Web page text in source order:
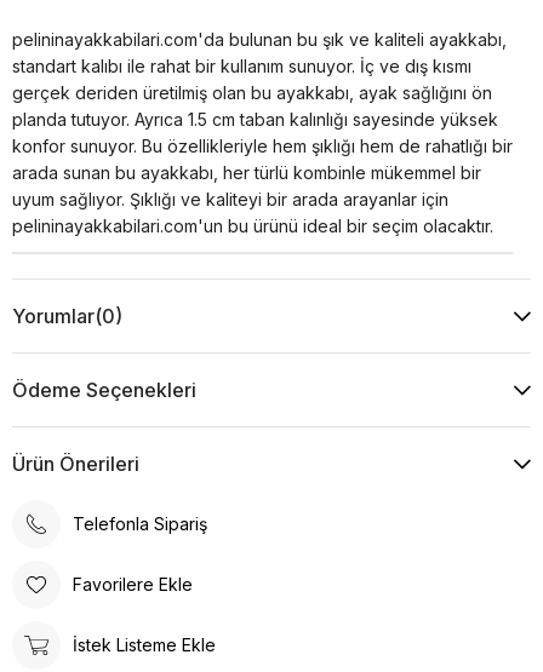
pelininayakkabilari.com'da bulunan bu şık ve kaliteli ayakkabı,
standart kalıbı ile rahat bir kullanım sunuyor. İç ve dış kısmı
gerçek deriden üretilmiş olan bu ayakkabı, ayak sağlığını ön
planda tutuyor. Ayrıca 1.5 cm taban kalınlığı sayesinde yüksek
konfor sunuyor. Bu özellikleriyle hem şıklığı hem de rahatlığı bir
arada sunan bu ayakkabı, her türlü kombinle mükemmel bir
uyum sağlıyor. Şıklığı ve kaliteyi bir arada arayanlar için
pelininayakkabilari.com'un bu ürünü ideal bir seçim olacaktır.
Yorumlar(0)
Ödeme Seçenekleri
Ürün Önerileri
Telefonla Sipariş
Favorilere Ekle
İstek Listeme Ekle